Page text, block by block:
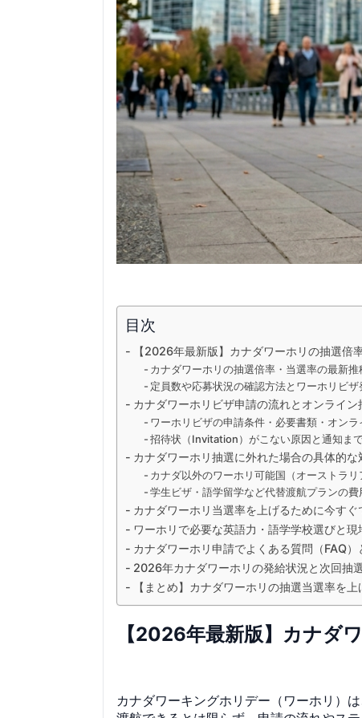
目次
【2026年最新版】カナダワーホリの抽選倍
カナダワーホリの抽選倍率・当選率の最新
定員数や応募状況の確認方法とワーホリビ
カナダワーホリビザ申請の流れとオンライ
ワーホリビザの申請条件・必要書類・オン
招待状（Invitation）がこない原因と通知ま
カナダワーホリ抽選に外れた場合の具体的
カナダ以外のワーホリ可能国（オーストラ
学生ビザ・語学留学など代替渡航プランの
カナダワーホリ当選率を上げるために今す
ワーホリで必要な英語力・語学学校選びと
カナダワーホリ申請でよくある質問（FAQ
2026年カナダワーホリの発給状況と次回抽
【まとめ】カナダワーホリの抽選当選率を
【2026年最新版】カナダ
カナダワーキングホリデー（ワーホリ）